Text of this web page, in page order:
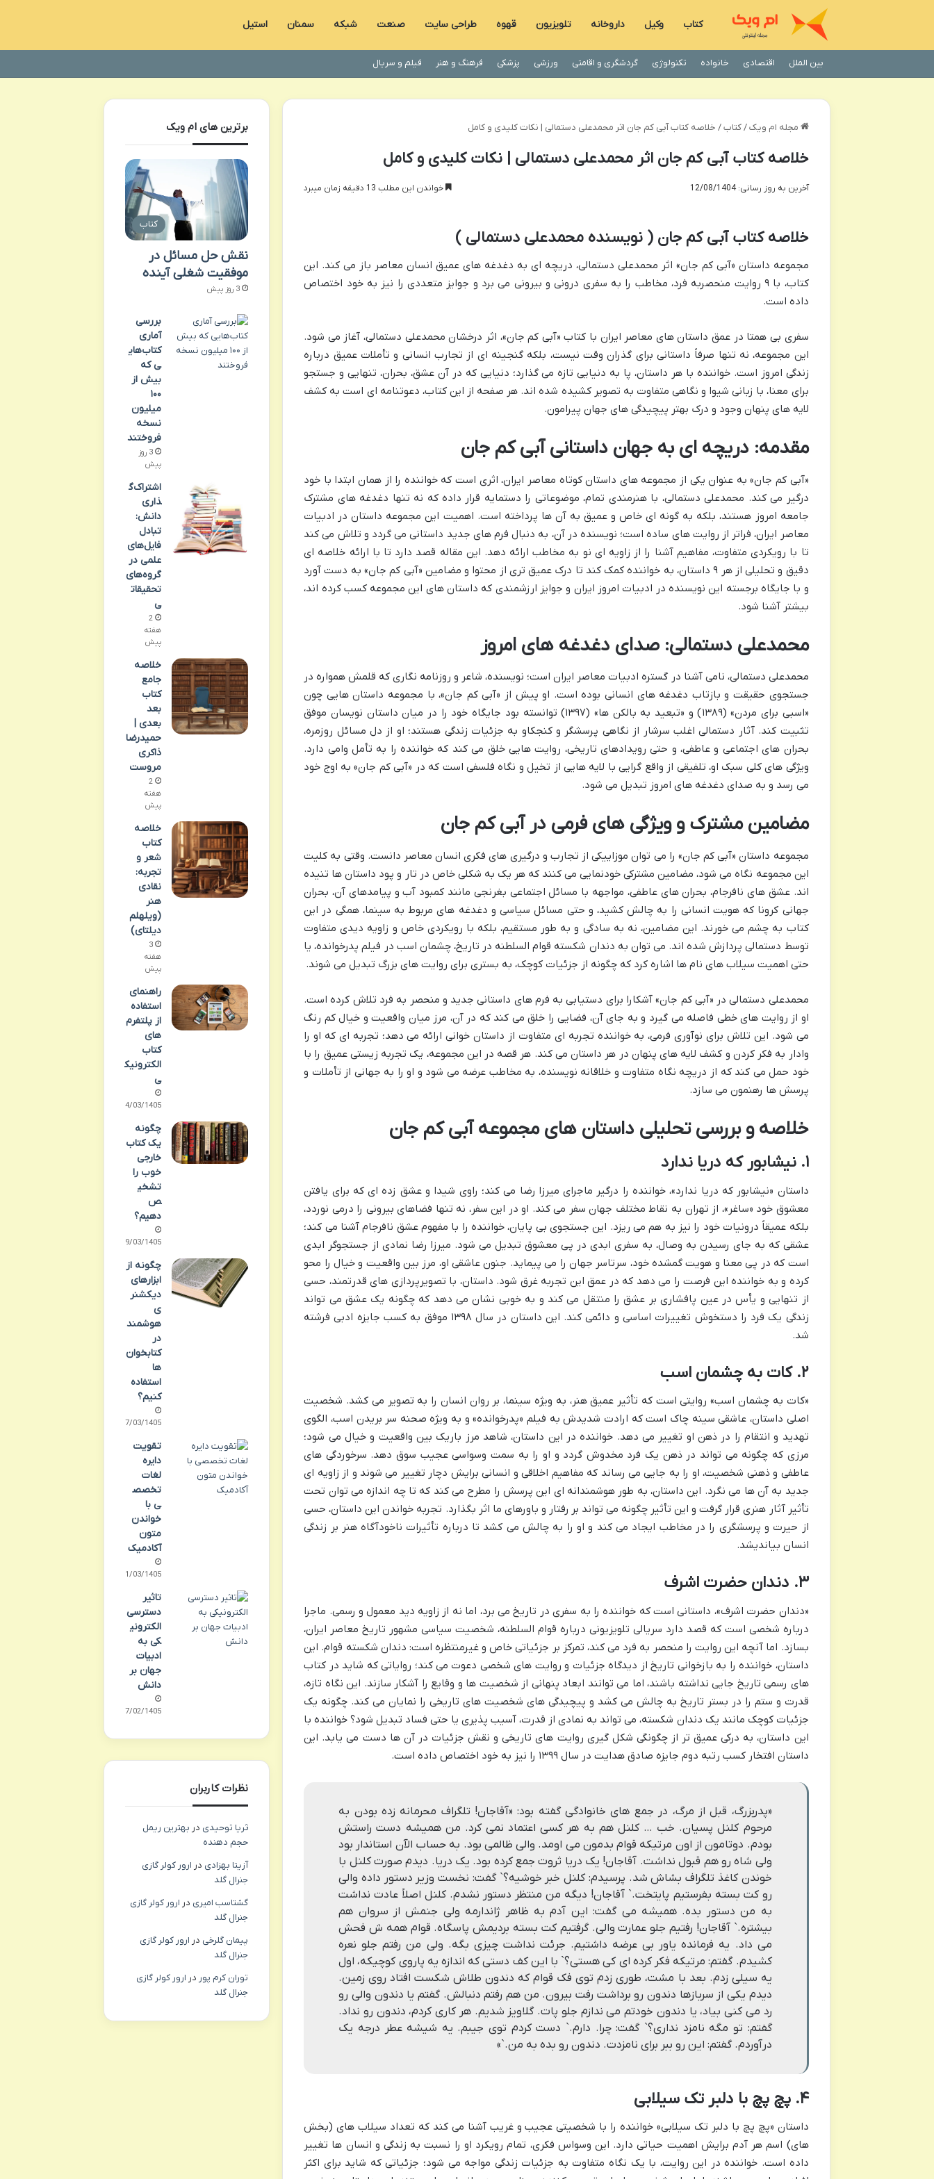
کتاب وکیل داروخانه تلویزیون قهوه طراحی سایت صنعت شبکه سمنان استیل
بین الملل اقتصادی خانواده تکنولوژی گردشگری و اقامتی ورزشی پزشکی فرهنگ و هنر فیلم و سریال
مجله ام ویک / کتاب / خلاصه کتاب آبی کم جان اثر محمدعلی دستمالی | نکات کلیدی و کامل
خلاصه کتاب آبی کم جان اثر محمدعلی دستمالی | نکات کلیدی و کامل
آخرین به روز رسانی: 12/08/1404 خواندن این مطلب 13 دقیقه زمان میبرد
خلاصه کتاب آبی کم جان ( نویسنده محمدعلی دستمالی )
مجموعه داستان «آبی کم جان» اثر محمدعلی دستمالی، دریچه ای به دغدغه های عمیق انسان معاصر باز می کند. این
کتاب، با ۹ روایت منحصربه فرد، مخاطب را به سفری درونی و بیرونی می برد و جوایز متعددی را نیز به خود اختصاص
داده است.
سفری بی همتا در عمق داستان های معاصر ایران با کتاب «آبی کم جان»، اثر درخشان محمدعلی دستمالی، آغاز می شود.
این مجموعه، نه تنها صرفاً داستانی برای گذران وقت نیست، بلکه گنجینه ای از تجارب انسانی و تأملات عمیق درباره
زندگی امروز است. خواننده با هر داستان، پا به دنیایی تازه می گذارد؛ دنیایی که در آن عشق، بحران، تنهایی و جستجو
برای معنا، با زبانی شیوا و نگاهی متفاوت به تصویر کشیده شده اند. هر صفحه از این کتاب، دعوتنامه ای است به کشف
لایه های پنهان وجود و درک بهتر پیچیدگی های جهان پیرامون.
مقدمه: دریچه ای به جهان داستانی آبی کم جان
«آبی کم جان» به عنوان یکی از مجموعه های داستان کوتاه معاصر ایران، اثری است که خواننده را از همان ابتدا با خود
درگیر می کند. محمدعلی دستمالی، با هنرمندی تمام، موضوعاتی را دستمایه قرار داده که نه تنها دغدغه های مشترک
جامعه امروز هستند، بلکه به گونه ای خاص و عمیق به آن ها پرداخته است. اهمیت این مجموعه داستان در ادبیات
معاصر ایران، فراتر از روایت های ساده است؛ نویسنده در آن، به دنبال فرم های جدید داستانی می گردد و تلاش می کند
تا با رویکردی متفاوت، مفاهیم آشنا را از زاویه ای نو به مخاطب ارائه دهد. این مقاله قصد دارد تا با ارائه خلاصه ای
دقیق و تحلیلی از هر ۹ داستان، به خواننده کمک کند تا درک عمیق تری از محتوا و مضامین «آبی کم جان» به دست آورد
و با جایگاه برجسته این نویسنده در ادبیات امروز ایران و جوایز ارزشمندی که داستان های این مجموعه کسب کرده اند،
بیشتر آشنا شود.
محمدعلی دستمالی: صدای دغدغه های امروز
محمدعلی دستمالی، نامی آشنا در گستره ادبیات معاصر ایران است؛ نویسنده، شاعر و روزنامه نگاری که قلمش همواره در
جستجوی حقیقت و بازتاب دغدغه های انسانی بوده است. او پیش از «آبی کم جان»، با مجموعه داستان هایی چون
«اسبی برای مردن» (۱۳۸۹) و «تبعید به بالکن ها» (۱۳۹۷) توانسته بود جایگاه خود را در میان داستان نویسان موفق
تثبیت کند. آثار دستمالی اغلب سرشار از نگاهی پرسشگر و کنجکاو به جزئیات زندگی هستند؛ او از دل مسائل روزمره،
بحران های اجتماعی و عاطفی، و حتی رویدادهای تاریخی، روایت هایی خلق می کند که خواننده را به تأمل وامی دارد.
ویژگی های کلی سبک او، تلفیقی از واقع گرایی با لایه هایی از تخیل و نگاه فلسفی است که در «آبی کم جان» به اوج خود
می رسد و به صدای دغدغه های امروز تبدیل می شود.
مضامین مشترک و ویژگی های فرمی در آبی کم جان
مجموعه داستان «آبی کم جان» را می توان موزاییکی از تجارب و درگیری های فکری انسان معاصر دانست. وقتی به کلیت
این مجموعه نگاه می شود، مضامین مشترکی خودنمایی می کنند که هر یک به شکلی خاص در تار و پود داستان ها تنیده
اند. عشق های نافرجام، بحران های عاطفی، مواجهه با مسائل اجتماعی بغرنجی مانند کمبود آب و پیامدهای آن، بحران
جهانی کرونا که هویت انسانی را به چالش کشید، و حتی مسائل سیاسی و دغدغه های مربوط به سینما، همگی در این
کتاب به چشم می خورند. این مضامین، نه به سادگی و به طور مستقیم، بلکه با رویکردی خاص و زاویه دیدی متفاوت
توسط دستمالی پردازش شده اند. می توان به دندان شکسته قوام السلطنه در تاریخ، چشمان اسب در فیلم پدرخوانده، یا
حتی اهمیت سیلاب های نام ها اشاره کرد که چگونه از جزئیات کوچک، به بستری برای روایت های بزرگ تبدیل می شوند.
محمدعلی دستمالی در «آبی کم جان» آشکارا برای دستیابی به فرم های داستانی جدید و منحصر به فرد تلاش کرده است.
او از روایت های خطی فاصله می گیرد و به جای آن، فضایی را خلق می کند که در آن، مرز میان واقعیت و خیال کم رنگ
می شود. این تلاش برای نوآوری فرمی، به خواننده تجربه ای متفاوت از داستان خوانی ارائه می دهد؛ تجربه ای که او را
وادار به فکر کردن و کشف لایه های پنهان در هر داستان می کند. هر قصه در این مجموعه، یک تجربه زیستی عمیق را با
خود حمل می کند که از دریچه نگاه متفاوت و خلاقانه نویسنده، به مخاطب عرضه می شود و او را به جهانی از تأملات و
پرسش ها رهنمون می سازد.
خلاصه و بررسی تحلیلی داستان های مجموعه آبی کم جان
۱. نیشابور که دریا ندارد
داستان «نیشابور که دریا ندارد»، خواننده را درگیر ماجرای میرزا رضا می کند؛ راوی شیدا و عشق زده ای که برای یافتن
معشوق خود «ساغر»، از تهران به نقاط مختلف جهان سفر می کند. او در این سفر، نه تنها فضاهای بیرونی را درمی نوردد،
بلکه عمیقاً درونیات خود را نیز به هم می ریزد. این جستجوی بی پایان، خواننده را با مفهوم عشق نافرجام آشنا می کند؛
عشقی که به جای رسیدن به وصال، به سفری ابدی در پی معشوق تبدیل می شود. میرزا رضا نمادی از جستجوگر ابدی
است که در پی معنا و هویت گمشده خود، سرتاسر جهان را می پیماید. جنون عاشقی او، مرز بین واقعیت و خیال را محو
کرده و به خواننده این فرصت را می دهد که در عمق این تجربه غرق شود. داستان، با تصویرپردازی های قدرتمند، حسی
از تنهایی و یأس در عین پافشاری بر عشق را منتقل می کند و به خوبی نشان می دهد که چگونه یک عشق می تواند
زندگی یک فرد را دستخوش تغییرات اساسی و دائمی کند. این داستان در سال ۱۳۹۸ موفق به کسب جایزه ادبی فرشته
شد.
۲. کات به چشمان اسب
«کات به چشمان اسب» روایتی است که تأثیر عمیق هنر، به ویژه سینما، بر روان انسان را به تصویر می کشد. شخصیت
اصلی داستان، عاشقی سینه چاک است که ارادت شدیدش به فیلم «پدرخوانده» و به ویژه صحنه سر بریدن اسب، الگوی
تهدید و انتقام را در ذهن او تغییر می دهد. خواننده در این داستان، شاهد مرز باریک بین واقعیت و خیال می شود؛
مرزی که چگونه می تواند در ذهن یک فرد مخدوش گردد و او را به سمت وسواسی عجیب سوق دهد. سرخوردگی های
عاطفی و ذهنی شخصیت، او را به جایی می رساند که مفاهیم اخلاقی و انسانی برایش دچار تغییر می شوند و از زاویه ای
جدید به آن ها می نگرد. این داستان، به طور هوشمندانه ای این پرسش را مطرح می کند که تا چه اندازه می توان تحت
تأثیر آثار هنری قرار گرفت و این تأثیر چگونه می تواند بر رفتار و باورهای ما اثر بگذارد. تجربه خواندن این داستان، حسی
از حیرت و پرسشگری را در مخاطب ایجاد می کند و او را به چالش می کشد تا درباره تأثیرات ناخودآگاه هنر بر زندگی
انسان بیاندیشد.
۳. دندان حضرت اشرف
«دندان حضرت اشرف»، داستانی است که خواننده را به سفری در تاریخ می برد، اما نه از زاویه دید معمول و رسمی. ماجرا
درباره شخصی است که قصد دارد سریالی تلویزیونی درباره قوام السلطنه، شخصیت سیاسی مشهور تاریخ معاصر ایران،
بسازد. اما آنچه این روایت را منحصر به فرد می کند، تمرکز بر جزئیاتی خاص و غیرمنتظره است: دندان شکسته قوام. این
داستان، خواننده را به بازخوانی تاریخ از دیدگاه جزئیات و روایت های شخصی دعوت می کند؛ روایاتی که شاید در کتاب
های رسمی تاریخ جایی نداشته باشند، اما می توانند ابعاد پنهانی از شخصیت ها و وقایع را آشکار سازند. این نگاه تازه،
قدرت و ستم را در بستر تاریخ به چالش می کشد و پیچیدگی های شخصیت های تاریخی را نمایان می کند. چگونه یک
جزئیات کوچک مانند یک دندان شکسته، می تواند به نمادی از قدرت، آسیب پذیری یا حتی فساد تبدیل شود؟ خواننده با
این داستان، به درکی عمیق تر از چگونگی شکل گیری روایت های تاریخی و نقش جزئیات در آن ها دست می یابد. این
داستان افتخار کسب رتبه دوم جایزه صادق هدایت در سال ۱۳۹۹ را نیز به خود اختصاص داده است.
«پدربزرگ، قبل از مرگ، در جمع هاى خانوادگى گفته بود: «آقاجان! تلگراف محرمانه زده بودن به
مرحوم کلنل پسیان. خب … کلنل هم به هر کسى اعتماد نمى کرد. من همیشه دست راستش
بودم. دوتامون از اون مرتیکه قوام بدمون مى اومد. والى ظالمى بود. به حساب الآن استاندار بود
ولى شاه رو هم قبول نداشت. آقاجان! یک دریا ثروت جمع کرده بود. یک دریا. دیدم صورت کلنل با
خوندن کاغذ تلگراف بشاش شد. پرسیدم: کلنل خبر خوشیه؟` گفت: نخست وزیر دستور داده والى
رو کت بسته بفرستیم پایتخت.` آقاجان! دیگه من منتظر دستور نشدم. کلنل اصلاً عادت نداشت
به من دستور بده. همیشه مى گفت: این آدم به ظاهر ژاندارمه ولى جنمش از سروان هم
بیشتره.` آقاجان! رفتیم جلو عمارت والى. گرفتیم کت بسته بردیمش پاسگاه. قوام همه ش فحش
مى داد. یه فرمانده یاور بى عرضه داشتیم. جرئت نداشت چیزى بگه. ولى من رفتم جلو نعره
کشیدم. گفتم: مرتیکه فکر کرده اى کى هستى؟` با این کف دستى که اندازه یه پاروى کوچیکه، اول
یه سیلى زدم. بعد با مشت، طورى زدم توى فک قوام که دندون طلاش شکست افتاد روى زمین.
دیدم یکى از سربازها دندون رو برداشت رفت بیرون. من هم رفتم دنبالش. گفتم یا دندون والى رو
رد مى کنى بیاد، یا دندون خودتم مى ندازم جلو پات. گلاویز شدیم. هر کارى کردم، دندون رو نداد.
گفتم: تو مگه نامزد ندارى؟` گفت: چرا. دارم.` دست کردم توى جیبم. یه شیشه عطر درجه یک
درآوردم. گفتم: این رو ببر براى نامزدت. دندون رو بده به من.`»
۴. پچ پچ با دلبر تک سیلابی
داستان «پچ پچ با دلبر تک سیلابی» خواننده را با شخصیتی عجیب و غریب آشنا می کند که تعداد سیلاب های (بخش
های) اسم هر آدم برایش اهمیت حیاتی دارد. این وسواس فکری، تمام رویکرد او را نسبت به زندگی و انسان ها تغییر
داده است. خواننده در این روایت، با یک نگاه متفاوت به جزئیات زندگی مواجه می شود؛ جزئیاتی که شاید برای اکثر
برترین های ام ویک
کتاب
نقش حل مسائل در
موفقیت شغلی آینده
3 روز پیش
بررسی
آماری
کتاب‌های
ی که
بیش از
۱۰۰
میلیون
نسخه
فروختند
3 روز
پیش
اشتراک‌گ
ذاری
دانش:
تبادل
فایل‌های
علمی در
گروه‌های
تحقیقات
ی
2
هفته
پیش
خلاصه
جامع
کتاب
بعد
بعدی |
حمیدرضا
ذاکری
مروست
2
هفته
پیش
خلاصه
کتاب
شعر و
تجربه:
نقادی
هنر
(ویلهلم
دیلتای)
3
هفته
پیش
راهنمای
استفاده
از پلتفرم
های
کتاب
الکترونیک
ی
24/03/1405
چگونه
یک کتاب
خارجی
خوب را
تشخی
ص
دهیم؟
19/03/1405
چگونه از
ابزارهای
دیکشنر
ی
هوشمند
در
کتابخوان‌
ها
استفاده
کنیم؟
07/03/1405
تقویت
دایره
لغات
تخصص
ی با
خواندن
متون
آکادمیک
01/03/1405
تاثیر
دسترسی
الکترونی
کی به
ادبیات
جهان بر
دانش
27/02/1405
نظرات کاربران
ثریا توحیدی در بهترین ریمل
حجم دهنده
آزیتا بهزادی در ارور کولر گازی
جنرال گلد
گشتاسب امیری در ارور کولر گازی
جنرال گلد
پیمان گلرخی در ارور کولر گازی
جنرال گلد
توران کرم پور در ارور کولر گازی
جنرال گلد